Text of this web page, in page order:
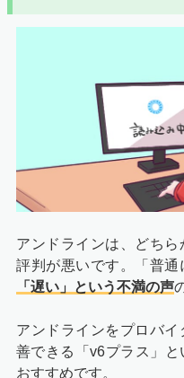
アンドラインは、どち
評判が悪いです。「普
「遅い」という不満の声
アンドラインをプロバ
善できる「v6プラス」
おすすめです。